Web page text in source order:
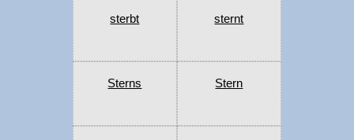
sterbt sternt
Sterns Stern